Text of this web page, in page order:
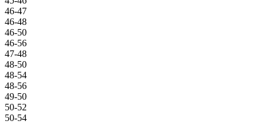
46-47
46-48
46-50
46-56
47-48
48-50
48-54
48-56
49-50
50-52
50-54